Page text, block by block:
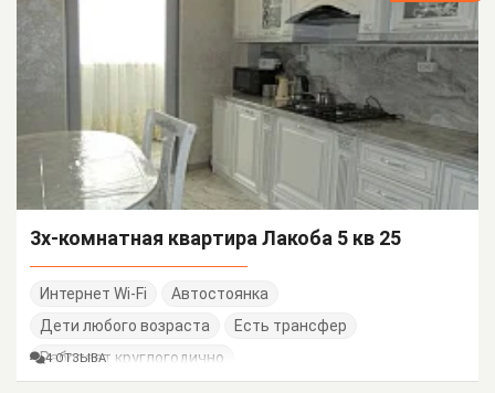
3х-комнатная квартира Лакоба 5 кв 25
Интернет Wi-Fi
Автостоянка
Дети любого возраста
Есть трансфер
Работает круглогодично
4 ОТЗЫВА